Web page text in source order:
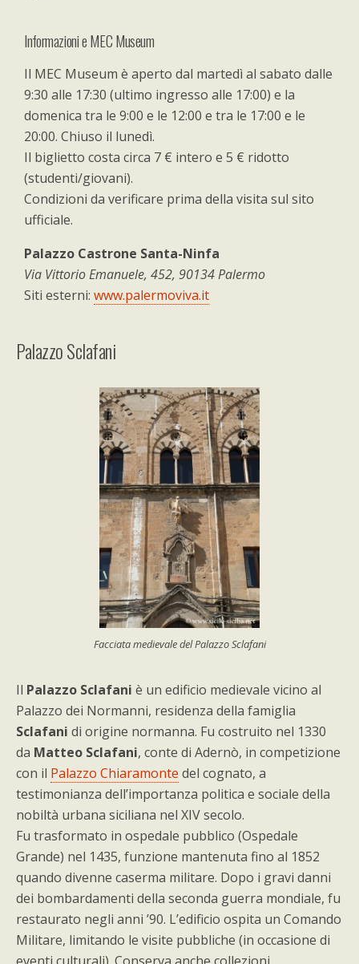
Informazioni e MEC Museum
Il MEC Museum è aperto dal martedì al sabato dalle
9:30 alle 17:30 (ultimo ingresso alle 17:00) e la
domenica tra le 9:00 e le 12:00 e tra le 17:00 e le
20:00. Chiuso il lunedì.
Il biglietto costa circa 7 € intero e 5 € ridotto
(studenti/giovani).
Condizioni da verificare prima della visita sul sito
ufficiale.
Palazzo Castrone Santa-Ninfa
Via Vittorio Emanuele, 452, 90134 Palermo
Siti esterni: www.palermoviva.it
Palazzo Sclafani
Facciata medievale del Palazzo Sclafani
Il Palazzo Sclafani è un edificio medievale vicino al
Palazzo dei Normanni, residenza della famiglia
Sclafani di origine normanna. Fu costruito nel 1330
da Matteo Sclafani, conte di Adernò, in competizione
con il Palazzo Chiaramonte del cognato, a
testimonianza dell’importanza politica e sociale della
nobiltà urbana siciliana nel XIV secolo.
Fu trasformato in ospedale pubblico (Ospedale
Grande) nel 1435, funzione mantenuta fino al 1852
quando divenne caserma militare. Dopo i gravi danni
dei bombardamenti della seconda guerra mondiale, fu
restaurato negli anni ’90. L’edificio ospita un Comando
Militare, limitando le visite pubbliche (in occasione di